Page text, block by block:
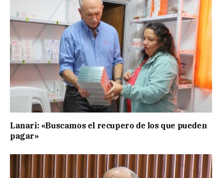
Lanari: «Buscamos el recupero de los que pueden
pagar»